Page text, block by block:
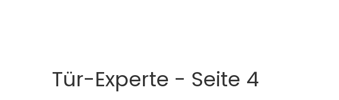
Tür-Experte - Seite 4